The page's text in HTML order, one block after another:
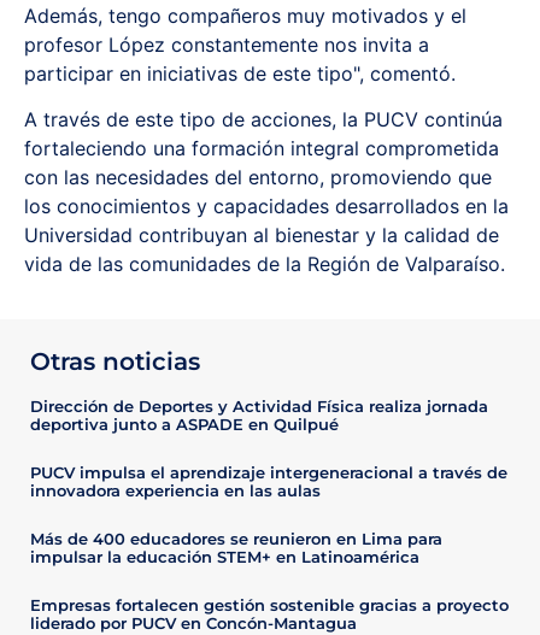
Además, tengo compañeros muy motivados y el
profesor López constantemente nos invita a
participar en iniciativas de este tipo", comentó.
A través de este tipo de acciones, la PUCV continúa
fortaleciendo una formación integral comprometida
con las necesidades del entorno, promoviendo que
los conocimientos y capacidades desarrollados en la
Universidad contribuyan al bienestar y la calidad de
vida de las comunidades de la Región de Valparaíso.
Otras noticias
Dirección de Deportes y Actividad Física realiza jornada
deportiva junto a ASPADE en Quilpué
PUCV impulsa el aprendizaje intergeneracional a través de
innovadora experiencia en las aulas
Más de 400 educadores se reunieron en Lima para
impulsar la educación STEM+ en Latinoamérica
Empresas fortalecen gestión sostenible gracias a proyecto
liderado por PUCV en Concón-Mantagua